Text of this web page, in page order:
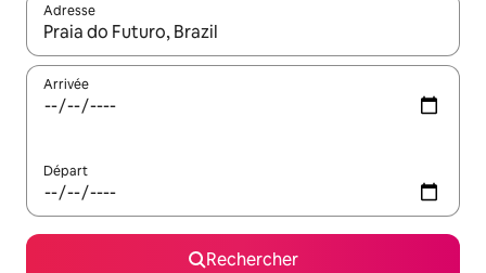
Adresse
Lorsque les résultats s'affichent, utilisez les flèches vers le
Arrivée
Départ
Rechercher